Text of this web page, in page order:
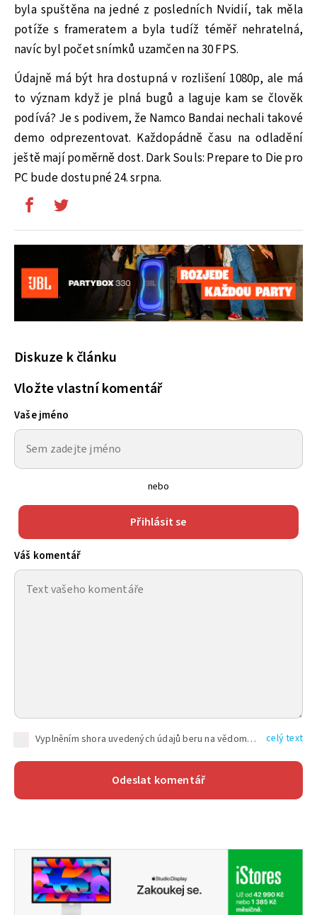
byla spuštěna na jedné z posledních Nvidií, tak měla
potíže s frameratem a byla tudíž téměř nehratelná,
navíc byl počet snímků uzamčen na 30 FPS.
Údajně má být hra dostupná v rozlišení 1080p, ale má
to význam když je plná bugů a laguje kam se člověk
podívá? Je s podivem, že Namco Bandai nechali takové
demo odprezentovat. Každopádně času na odladění
ještě mají poměrně dost. Dark Souls: Prepare to Die pro
PC bude dostupné 24. srpna.
Diskuze k článku
Vložte vlastní komentář
Vaše jméno
nebo
Přihlásit se
Váš komentář
Vyplněním shora uvedených údajů beru na vědomí, že společnost TEXT FACTORY s.r.o., sídlem Brno, Durďákova 336/29, Černá Pole, PSČ: 613 00, IČ: 06157831, zapsané u Krajského soudu v Brně, oddíl C, vložka 100399, bude zpracovávat mé osobní údaje uvedené v rámci mnou vyplněného registračního formuláře na základě oprávněných zájmů TEXT FACTORY s.r.o. dle čl. 6 odst. 1 písm. f) GDPR a pro splnění právních povinností (čl. 6 odst. 1 písm. c) GDPR), a to pro tyto účely: nezbytnost zajistit oprávnění návštěvníka webových stránek provozovaných společností TEXT FACTORY s.r.o. přispívat aktivně ke zveřejněným článkům nebo v rámci diskusních fór a výkon práv TEXT FACTORY s.r.o. jako administrátora těchto diskusních fór. Více informací o zpracování osobních údajů a právech lze nalézt v celý text